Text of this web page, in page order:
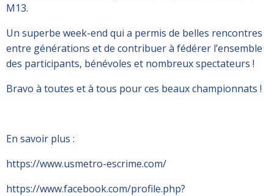
M13.
Un superbe week-end qui a permis de belles rencontres
entre générations et de contribuer à fédérer l’ensemble
des participants, bénévoles et nombreux spectateurs !
Bravo à toutes et à tous pour ces beaux championnats !
En savoir plus :
https://www.usmetro-escrime.com/
https://www.facebook.com/profile.php?